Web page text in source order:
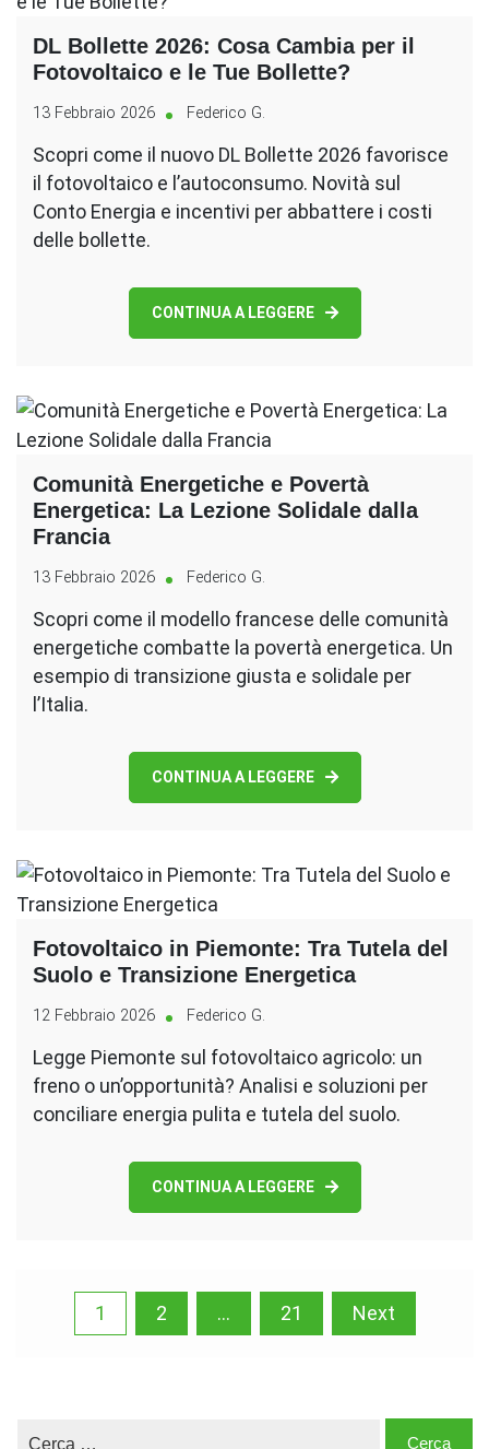
DL Bollette 2026: Cosa Cambia per il
Fotovoltaico e le Tue Bollette?
13 Febbraio 2026 Federico G.
Scopri come il nuovo DL Bollette 2026 favorisce
il fotovoltaico e l’autoconsumo. Novità sul
Conto Energia e incentivi per abbattere i costi
delle bollette.
CONTINUA A LEGGERE
Comunità Energetiche e Povertà
Energetica: La Lezione Solidale dalla
Francia
13 Febbraio 2026 Federico G.
Scopri come il modello francese delle comunità
energetiche combatte la povertà energetica. Un
esempio di transizione giusta e solidale per
l’Italia.
CONTINUA A LEGGERE
Fotovoltaico in Piemonte: Tra Tutela del
Suolo e Transizione Energetica
12 Febbraio 2026 Federico G.
Legge Piemonte sul fotovoltaico agricolo: un
freno o un’opportunità? Analisi e soluzioni per
conciliare energia pulita e tutela del suolo.
CONTINUA A LEGGERE
Paginazione
1 2 … 21 Next